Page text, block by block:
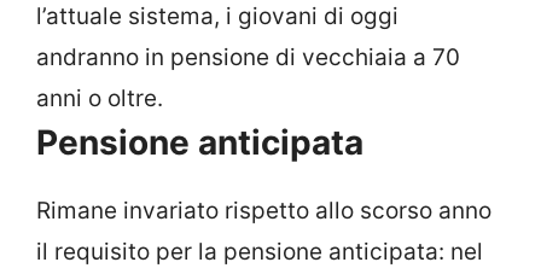
l’attuale sistema, i giovani di oggi
andranno in pensione di vecchiaia a 70
anni o oltre.
Pensione anticipata
Rimane invariato rispetto allo scorso anno
il requisito per la pensione anticipata: nel